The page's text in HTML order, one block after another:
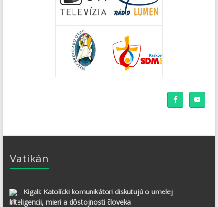
Vatikán
Kigali: Katolícki komunikátori diskutujú o umelej
inteligencii, mieri a dôstojnosti človeka